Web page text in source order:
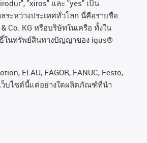
"xiros" และ "yes" เป็น
ระหว่างประเทศทั่วโลก นี่คือรายชื่อ
Co. KG หรือบริษัทในเครือ ทั้งใน
ในทรัพย์สินทางปัญญาของ igus®
ELAU, FAGOR, FANUC, Festo,
เว็บไซต์นี้แต่อย่างใดผลิตภัณฑ์ที่นํา